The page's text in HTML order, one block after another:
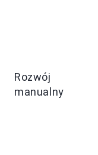
Rozwój
manualny